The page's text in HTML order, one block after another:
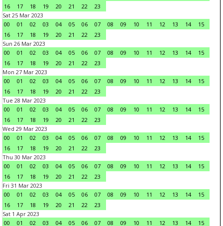
16
17 18 19 20 21 22
23
Sat 25 Mar 2023
00
01 02 03 04 05 06 07 08 09 10 11 12 13 14
15
16
17 18 19 20 21 22
23
Sun 26 Mar 2023
00
01 02 03 04 05 06 07 08 09 10 11 12 13 14
15
16
17 18 19 20 21 22
23
Mon 27 Mar 2023
00
01 02 03 04 05 06 07 08 09 10 11 12 13 14
15
16
17 18 19 20 21 22
23
Tue 28 Mar 2023
00
01 02 03 04 05 06 07 08 09 10 11 12 13 14
15
16
17 18 19 20 21 22
23
Wed 29 Mar 2023
00
01 02 03 04 05 06 07 08 09 10 11 12 13 14
15
16
17 18 19 20 21 22
23
Thu 30 Mar 2023
00
01 02 03 04 05 06 07 08 09 10 11 12 13 14
15
16
17 18 19 20 21 22
23
Fri 31 Mar 2023
00
01 02 03 04 05 06 07 08 09 10 11 12 13 14
15
16
17 18 19 20 21 22
23
Sat 1 Apr 2023
00
01 02 03 04 05 06 07 08 09 10 11 12 13 14
15